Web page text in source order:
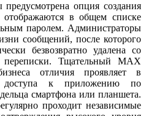
опция создания
в общем списке
паролем. Администраторы
сообщений, после которого
безвозвратно удалена со
переписки. Тщательный MAX
отличия проявляет в
доступа к приложению по
смартфона или планшета.
проходит независимые